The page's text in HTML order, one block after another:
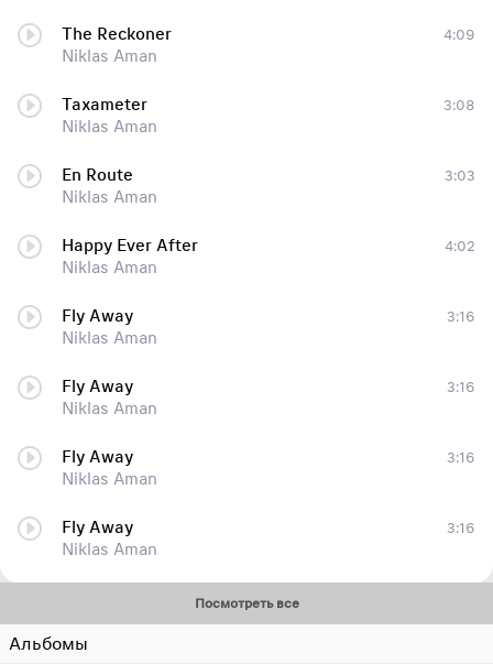
The Reckoner
Niklas Aman
4:09
Taxameter
Niklas Aman
3:08
En Route
Niklas Aman
3:03
Happy Ever After
Niklas Aman
4:02
Fly Away
Niklas Aman
3:16
Fly Away
Niklas Aman
3:16
Fly Away
Niklas Aman
3:16
Fly Away
Niklas Aman
3:16
Посмотреть все
Альбомы